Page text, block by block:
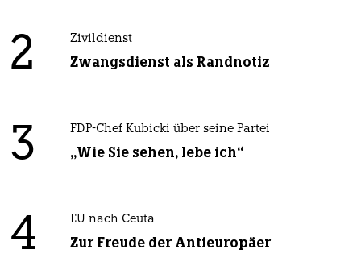
2 Zivildienst
Zwangsdienst als Randnotiz
3 FDP-Chef Kubicki über seine Partei
„Wie Sie sehen, lebe ich“
4 EU nach Ceuta
Zur Freude der Antieuropäer